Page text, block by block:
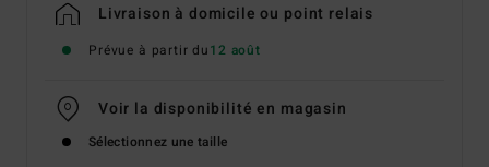
Livraison à domicile ou point relais
Prévue à partir du12 août
Voir la disponibilité en magasin
Sélectionnez une taille